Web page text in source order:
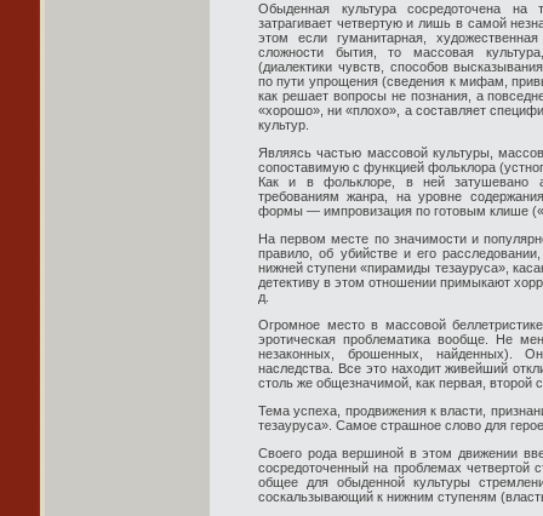
Обыденная культура сосредоточена на
затрагивает четвертую и лишь в самой
этом если гуманитарная,
сложности бытия, то массовая
(диалектики чувств, способов
по пути упрощения (сведения к мифам,
как решает вопросы не познания, а
«хорошо», ни «плохо», а составляет
культур.
Являясь частью массовой культуры,
сопоставимую с функцией фольклора
Как и в фольклоре, в ней затушевано
требованиям жанра, на уровне
формы — импровизация по готовым клише
На первом месте по значимости и
правило, об убийстве и его
нижней ступени «пирамиды тезауруса»,
детективу в этом отношении примыкают
д.
Огромное место в массовой
эротическая проблематика вообще. Не
незаконных, брошенных, найденных).
наследства. Все это находит живейший
столь же общезначимой, как первая, второй
Тема успеха, продвижения к власти,
тезауруса». Самое страшное слово для
Своего рода вершиной в этом движении
сосредоточенный на проблемах
общее для обыденной культуры
соскальзывающий к нижним ступеням